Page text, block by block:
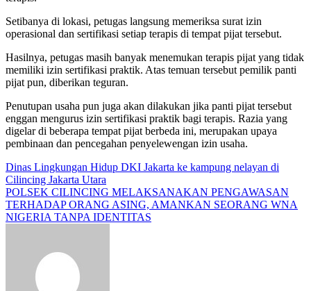
Setibanya di lokasi, petugas langsung memeriksa surat izin
operasional dan sertifikasi setiap terapis di tempat pijat tersebut.
Hasilnya, petugas masih banyak menemukan terapis pijat yang tidak
memiliki izin sertifikasi praktik. Atas temuan tersebut pemilik panti
pijat pun, diberikan teguran.
Penutupan usaha pun juga akan dilakukan jika panti pijat tersebut
enggan mengurus izin sertifikasi praktik bagi terapis. Razia yang
digelar di beberapa tempat pijat berbeda ini, merupakan upaya
pembinaan dan pencegahan penyelewengan izin usaha.
Navigasi
pos
Dinas Lingkungan Hidup DKI Jakarta ke kampung nelayan di
Cilincing Jakarta Utara
POLSEK CILINCING MELAKSANAKAN PENGAWASAN
TERHADAP ORANG ASING, AMANKAN SEORANG WNA
NIGERIA TANPA IDENTITAS